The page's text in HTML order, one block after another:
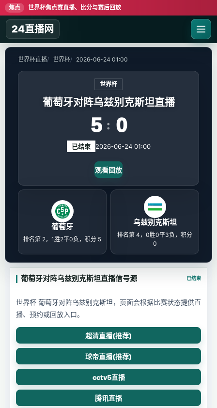
焦点 世界杯焦点赛直播、比分与赛后回放
24直播网
世界杯直播 世界杯 2026-06-24 01:00
葡萄牙
排名第 2，1胜2平0负，积分 5
世界杯
葡萄牙对阵乌兹别克斯坦直播
5 : 0
已结束 2026-06-24 01:00
观看回放
乌兹别克斯坦
排名第 4，0胜0平3负，积分
0
葡萄牙对阵乌兹别克斯坦直播信号源 已结束
世界杯 葡萄牙对阵乌兹别克斯坦，页面会根据比赛状态提供直
播、预约或回放入口。
超清直播(推荐)
球帝直播(推荐)
cctv5直播
腾讯直播